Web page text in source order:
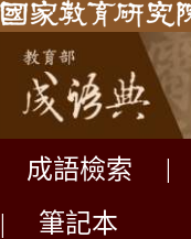
成語檢索
|
筆記本